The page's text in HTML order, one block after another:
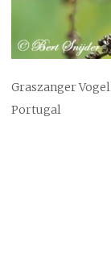
Graszanger
Portugal